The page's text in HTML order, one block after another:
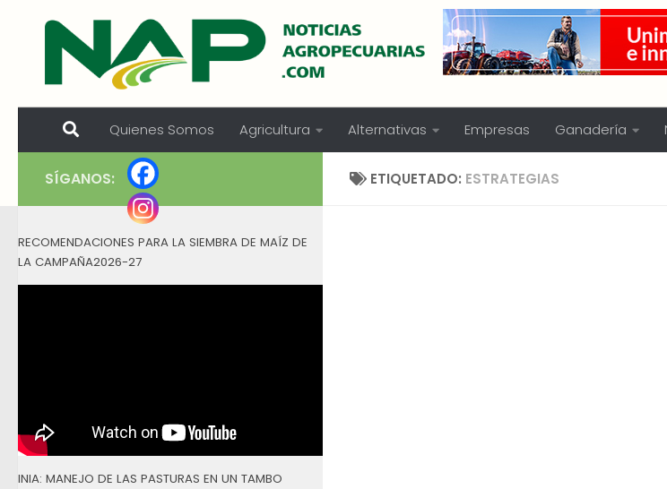
Skip to content
Quienes Somos Agricultura Alternativas Empresas Ganadería
ETIQUETADO: ESTRATEGIAS
SÍGANOS:
RECOMENDACIONES PARA LA SIEMBRA DE MAÍZ DE
LA CAMPAÑA2026-27
INIA: MANEJO DE LAS PASTURAS EN UN TAMBO